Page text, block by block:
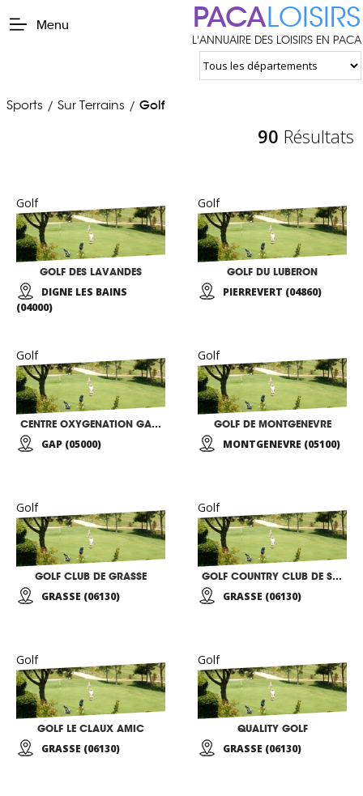
Menu PACALOISIRS
L'ANNUAIRE DES LOISIRS EN PACA
Sports / Sur Terrains / Golf
90 Résultats
Golf
GOLF DES LAVANDES
DIGNE LES BAINS
(04000)
Golf
GOLF DU LUBERON
PIERREVERT (04860)
Golf
CENTRE OXYGENATION GAP BAYARD
GAP (05000)
Golf
GOLF DE MONTGENEVRE
MONTGENEVRE (05100)
Golf
GOLF CLUB DE GRASSE
GRASSE (06130)
Golf
GOLF COUNTRY CLUB DE SAINT DONAT
GRASSE (06130)
Golf
GOLF LE CLAUX AMIC
GRASSE (06130)
Golf
QUALITY GOLF
GRASSE (06130)